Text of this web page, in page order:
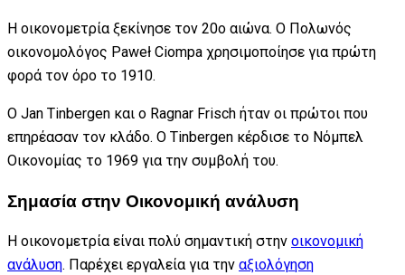
Η οικονομετρία ξεκίνησε τον 20ο αιώνα. Ο Πολωνός
οικονομολόγος Paweł Ciompa χρησιμοποίησε για πρώτη
φορά τον όρο το 1910.
Ο Jan Tinbergen και ο Ragnar Frisch ήταν οι πρώτοι που
επηρέασαν τον κλάδο. Ο Tinbergen κέρδισε το Νόμπελ
Οικονομίας το 1969 για την συμβολή του.
Σημασία στην Οικονομική ανάλυση
Η οικονομετρία είναι πολύ σημαντική στην οικονομική
ανάλυση. Παρέχει εργαλεία για την αξιολόγηση